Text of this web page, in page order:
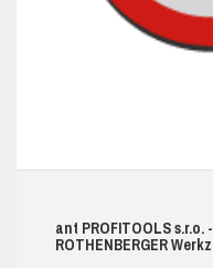
ant PROFITOOLSs.r.o.
ROTHENBERGER W